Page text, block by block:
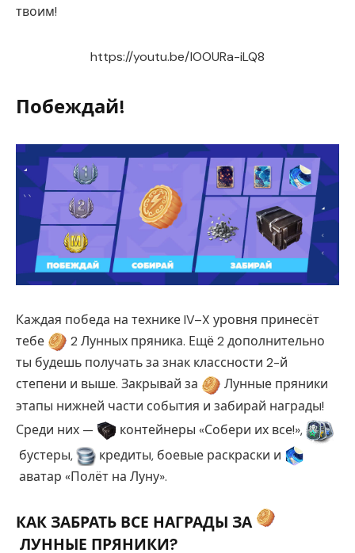
твоим!
https://youtu.be/IOOURa-iLQ8
Побеждай!
Каждая победа на технике IV–X уровня принесёт
тебе
2 Лунных пряника. Ещё 2 дополнительно
ты будешь получать за знак классности 2-й
степени и выше. Закрывай за
Лунные пряники
этапы нижней части события и забирай награды!
Среди них —
контейнеры «Собери их все!»,
бустеры,
кредиты, боевые раскраски и
аватар «Полёт на Луну».
КАК ЗАБРАТЬ ВСЕ НАГРАДЫ ЗА
ЛУННЫЕ ПРЯНИКИ?